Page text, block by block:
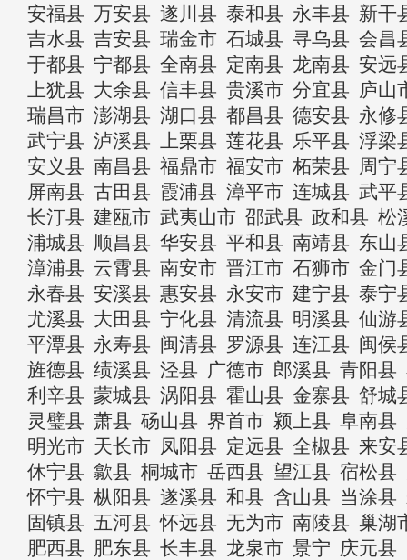
安福县 万安县 遂川县 泰和县 永丰县 新干
吉水县 吉安县 瑞金市 石城县 寻乌县 会昌
于都县 宁都县 全南县 定南县 龙南县 安远
上犹县 大余县 信丰县 贵溪市 分宜县 庐山
瑞昌市 澎湖县 湖口县 都昌县 德安县 永修
武宁县 泸溪县 上栗县 莲花县 乐平县 浮梁
安义县 南昌县 福鼎市 福安市 柘荣县 周宁
屏南县 古田县 霞浦县 漳平市 连城县 武平
长汀县 建瓯市 武夷山市 邵武县 政和县 松
浦城县 顺昌县 华安县 平和县 南靖县 东山
漳浦县 云霄县 南安市 晋江市 石狮市 金门
永春县 安溪县 惠安县 永安市 建宁县 泰宁
尤溪县 大田县 宁化县 清流县 明溪县 仙游
平潭县 永寿县 闽清县 罗源县 连江县 闽侯
旌德县 绩溪县 泾县 广德市 郎溪县 青阳县
利辛县 蒙城县 涡阳县 霍山县 金寨县 舒城
灵璧县 萧县 砀山县 界首市 颍上县 阜南县
明光市 天长市 凤阳县 定远县 全椒县 来安
休宁县 歙县 桐城市 岳西县 望江县 宿松县
怀宁县 枞阳县 遂溪县 和县 含山县 当涂县
固镇县 五河县 怀远县 无为市 南陵县 巢湖
肥西县 肥东县 长丰县 龙泉市 景宁 庆元县